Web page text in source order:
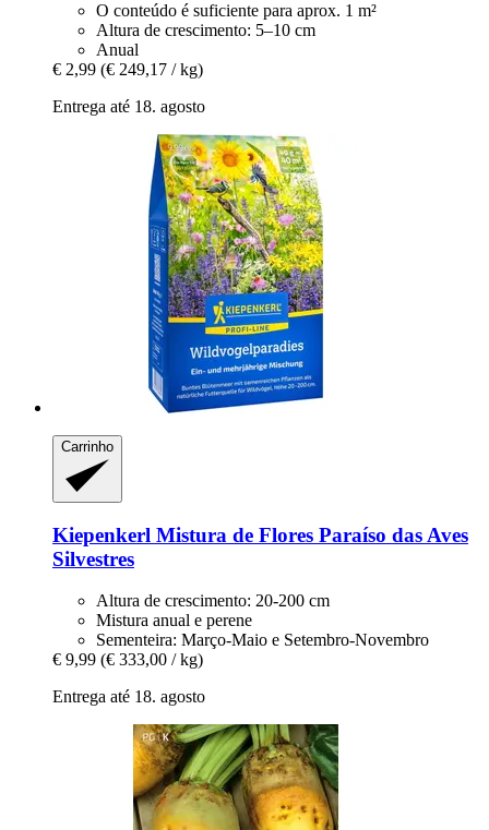
O conteúdo é suficiente para aprox. 1 m²
Altura de crescimento: 5–10 cm
Anual
€ 2,99 (€ 249,17 / kg)
Entrega até 18. agosto
Carrinho
Kiepenkerl Mistura de Flores Paraíso das Aves
Silvestres
Altura de crescimento: 20-200 cm
Mistura anual e perene
Sementeira: Março-Maio e Setembro-Novembro
€ 9,99 (€ 333,00 / kg)
Entrega até 18. agosto